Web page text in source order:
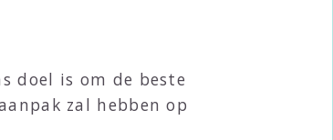
doel is om de beste
zal hebben op